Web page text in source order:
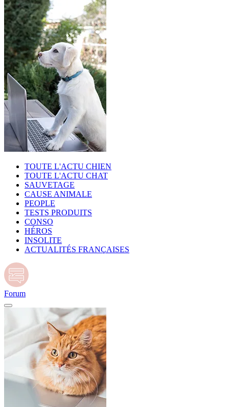
TOUTE L'ACTU CHIEN
TOUTE L'ACTU CHAT
SAUVETAGE
CAUSE ANIMALE
PEOPLE
TESTS PRODUITS
CONSO
HÉROS
INSOLITE
ACTUALITÉS FRANÇAISES
Forum